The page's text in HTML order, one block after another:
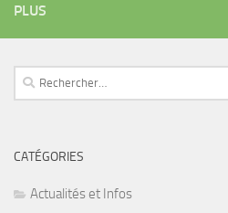
PLUS
Rechercher :
CATÉGORIES
Actualités et Infos